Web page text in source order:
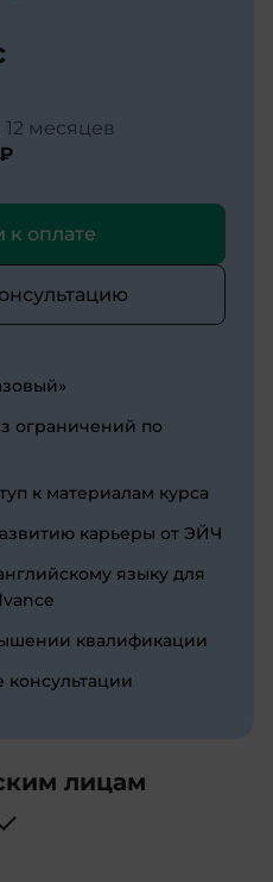
месяцев
к оплате
ограничений по
к материалам курса
карьеры от ЭЙЧ
языку для
квалификации
лицам